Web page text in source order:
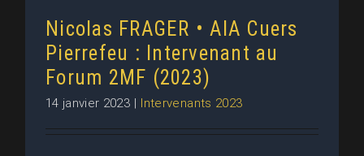
Nicolas FRAGER • AIA Cuers
Pierrefeu : Intervenant au
Forum 2MF (2023)
14 janvier 2023 Intervenants 2023